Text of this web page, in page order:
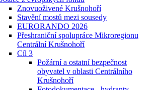
Znovuoživené Krušnohoří
Stavění mostů mezi sousedy
EURORANDO 2026
Přeshraniční spolupráce Mikroregionu
Centrální Krušnohoří
Cíl 3
Požární a ostatní bezpečnost
obyvatel v oblasti Centrálního
Krušnohoří